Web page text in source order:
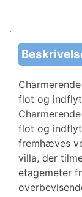
flot og
flot og
fremhæves
vil­la, der
etagemeter